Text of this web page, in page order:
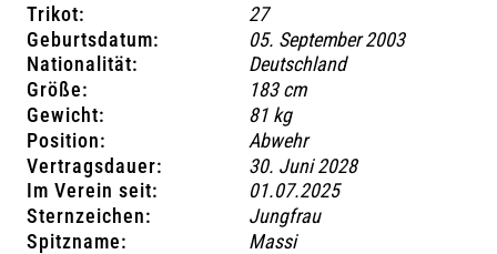
Trikot:
27
Geburtsdatum:
05. September 2003
Nationalität:
Deutschland
Größe:
183 cm
Gewicht:
81 kg
Position:
Abwehr
Vertragsdauer:
30. Juni 2028
Im Verein seit:
01.07.2025
Sternzeichen:
Jungfrau
Spitzname:
Massi